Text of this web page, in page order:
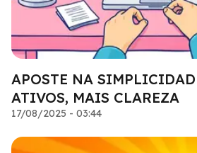
APOSTE NA
ATIVOS, MAIS CLAREZA
17/08/2025 - 03:44